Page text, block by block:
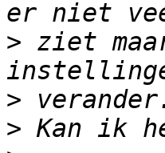
> ziet
>
>